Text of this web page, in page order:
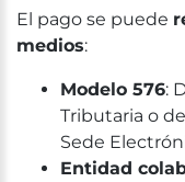
El pago se puede
medios:
Modelo 576:
Tributaria o
Sede
Entidad